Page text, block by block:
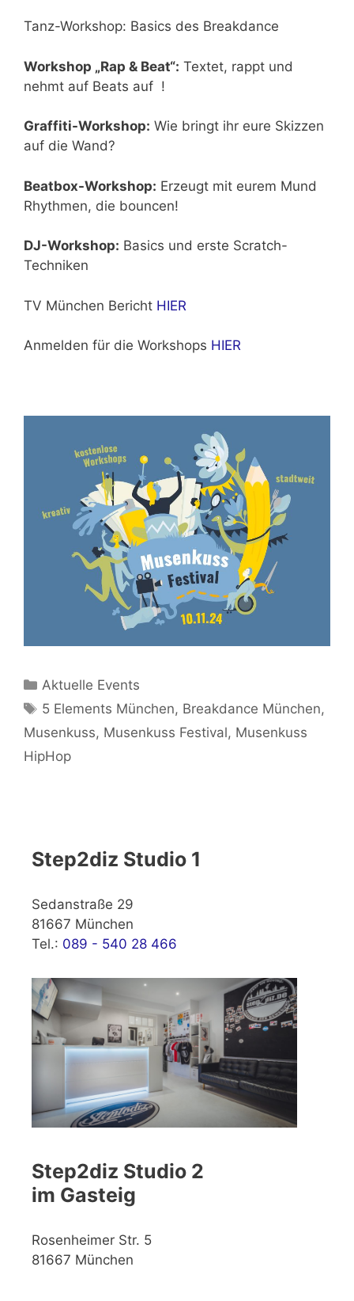
Tanz-Workshop: Basics des Breakdance
Workshop „Rap & Beat“: Textet, rappt und
nehmt auf Beats auf !
Graffiti-Workshop: Wie bringt ihr eure Skizzen
auf die Wand?
Beatbox-Workshop: Erzeugt mit eurem Mund
Rhythmen, die bouncen!
DJ-Workshop: Basics und erste Scratch-
Techniken
TV München Bericht HIER
Anmelden für die Workshops HIER
Kategorien
Aktuelle Events
Schlagwörter
5 Elements München, Breakdance München,
Musenkuss, Musenkuss Festival, Musenkuss
HipHop
Step2diz Studio 1
Sedanstraße 29
81667 München
Tel.: 089 - 540 28 466
Step2diz Studio 2
im Gasteig
Rosenheimer Str. 5
81667 München